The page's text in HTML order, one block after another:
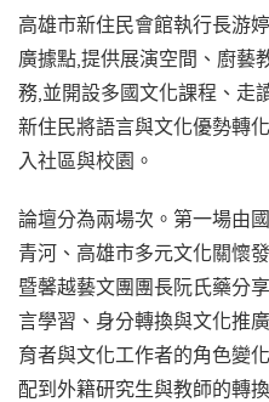
高雄市新住民會館執行長游
廣據點,提供展演空間、廚藝
務,並開設多國文化課程、走
新住民將語言與文化優勢轉
入社區與校園。
論壇分為兩場次。第一場由
青河、高雄市多元文化關懷
暨馨越藝文團團長阮氏藥分
言學習、身分轉換與文化推
育者與文化工作者的角色變
配到外籍研究生與教師的轉